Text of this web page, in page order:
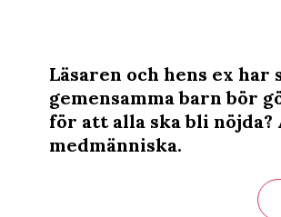
Läsaren och hens ex
gemensamma barn bör
för att alla ska bli nöjda?
medmänniska.